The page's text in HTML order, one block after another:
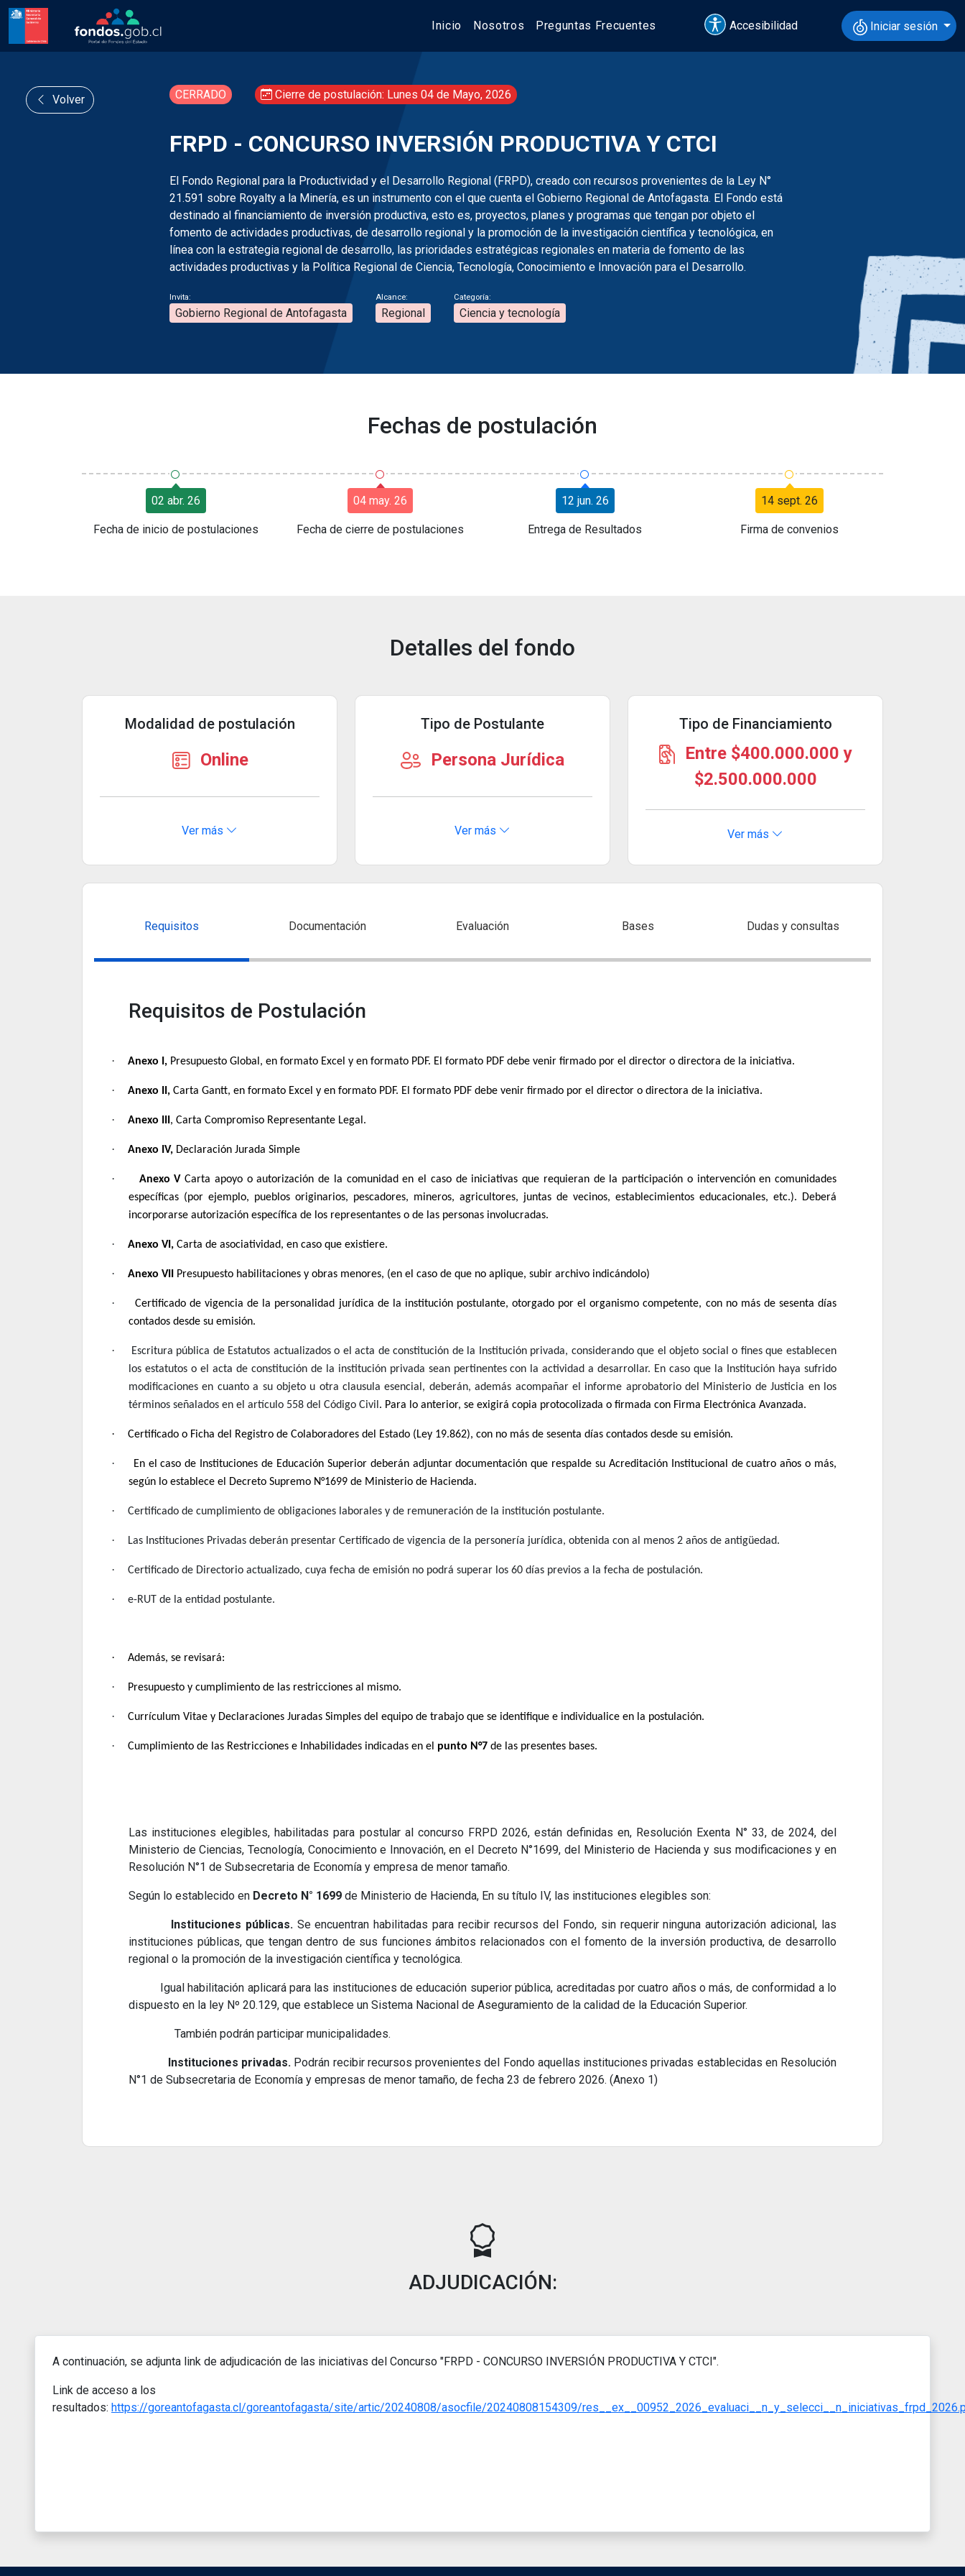
Inicio Nosotros Preguntas Frecuentes Accesibilidad Iniciar sesión
Volver CERRADO Cierre de postulación: Lunes 04 de Mayo, 2026
FRPD - CONCURSO INVERSIÓN PRODUCTIVA Y CTCI
El Fondo Regional para la Productividad y el Desarrollo Regional (FRPD), creado con recursos provenientes de la Ley N°
21.591 sobre Royalty a la Minería, es un instrumento con el que cuenta el Gobierno Regional de Antofagasta. El Fondo está
destinado al financiamiento de inversión productiva, esto es, proyectos, planes y programas que tengan por objeto el
fomento de actividades productivas, de desarrollo regional y la promoción de la investigación científica y tecnológica, en
línea con la estrategia regional de desarrollo, las prioridades estratégicas regionales en materia de fomento de las
actividades productivas y la Política Regional de Ciencia, Tecnología, Conocimiento e Innovación para el Desarrollo.
Invita:
Gobierno Regional de Antofagasta
Alcance:
Regional
Categoría:
Ciencia y tecnología
Fechas de postulación
○ ○ ○ ○
02 abr. 26
Fecha de inicio de postulaciones
04 may. 26
Fecha de cierre de postulaciones
12 jun. 26
Entrega de Resultados
14 sept. 26
Firma de convenios
Detalles del fondo
Modalidad de postulación
Online
Ver más
Tipo de Postulante
Persona Jurídica
Ver más
Tipo de Financiamiento
Entre $400.000.000 y
$2.500.000.000
Ver más
Requisitos Documentación Evaluación Bases Dudas y consultas
Requisitos de Postulación
· Anexo I, Presupuesto Global, en formato Excel y en formato PDF. El formato PDF debe venir firmado por el director o directora de la iniciativa.
· Anexo II, Carta Gantt, en formato Excel y en formato PDF. El formato PDF debe venir firmado por el director o directora de la iniciativa.
· Anexo III , Carta Compromiso Representante Legal.
· Anexo IV, Declaración Jurada Simple
· Anexo VCarta apoyo o autorización de la comunidad en el caso de iniciativas que requieran de la participación o intervención en comunidades
específicas (por ejemplo, pueblos originarios, pescadores, mineros, agricultores, juntas de vecinos, establecimientos educacionales, etc.). Deberá
incorporarse autorización específica de los representantes o de las personas involucradas.
· Anexo VI, Carta de asociatividad, en caso que existiere.
· Anexo VII Presupuesto habilitaciones y obras menores, (en el caso de que no aplique, subir archivo indicándolo)
·
Certificado de vigencia de la personalidad jurídica de la institución postulante, otorgado por el organismo competente, con no más de sesenta días
contados desde su emisión.
·
Escritura pública de Estatutos actualizados o el acta de constitución de la Institución privada, considerando que el objeto social o fines que establecen
los estatutos o el acta de constitución de la institución privada sean pertinentes con la actividad a desarrollar. En caso que la Institución haya sufrido
modificaciones en cuanto a su objeto u otra clausula esencial, deberán, además acompañar el informe aprobatorio del Ministerio de Justicia en los
términos señalados en el artículo 558 del Código Civil . Para lo anterior, se exigirá copia protocolizada o firmada con Firma Electrónica Avanzada.
· Certificado o Ficha del Registro de Colaboradores del Estado (Ley 19.862), con no más de sesenta días contados desde su emisión.
·
En el caso de Instituciones de Educación Superior deberán adjuntar documentación que respalde su Acreditación Institucional de cuatro años o más,
según lo establece el Decreto Supremo N°1699 de Ministerio de Hacienda.
· Certificado de cumplimiento de obligaciones laborales y de remuneración de la institución postulante.
· Las Instituciones Privadas deberán presentar Certificado de vigencia de la personería jurídica, obtenida con al menos 2 años de antigüedad.
· Certificado de Directorio actualizado, cuya fecha de emisión no podrá superar los 60 días previos a la fecha de postulación.
· e-RUT de la entidad postulante.
· Además, se revisará:
· Presupuesto y cumplimiento de las restricciones al mismo.
· Currículum Vitae y Declaraciones Juradas Simples del equipo de trabajo que se identifique e individualice en la postulación.
· Cumplimiento de las Restricciones e Inhabilidades indicadas en el punto N°7 de las presentes bases.
Las instituciones elegibles, habilitadas para postular al concurso FRPD 2026, están definidas en, Resolución Exenta N° 33, de 2024, del
Ministerio de Ciencias, Tecnología, Conocimiento e Innovación, en el Decreto N°1699, del Ministerio de Hacienda y sus modificaciones y en
Resolución N°1 de Subsecretaria de Economía y empresa de menor tamaño.
Según lo establecido en Decreto N° 1699 de Ministerio de Hacienda, En su título IV, las instituciones elegibles son:
Instituciones públicas.Se encuentran habilitadas para recibir recursos del Fondo, sin requerir ninguna autorización adicional, las
instituciones públicas, que tengan dentro de sus funciones ámbitos relacionados con el fomento de la inversión productiva, de desarrollo
regional o la promoción de la investigación científica y tecnológica.
Igual habilitación aplicará para las instituciones de educación superior pública, acreditadas por cuatro años o más, de conformidad a lo
dispuesto en la ley Nº 20.129, que establece un Sistema Nacional de Aseguramiento de la calidad de la Educación Superior.
También podrán participar municipalidades.
Instituciones privadas. Podrán recibir recursos provenientes del Fondo aquellas instituciones privadas establecidas en Resolución
N°1 de Subsecretaria de Economía y empresas de menor tamaño, de fecha 23 de febrero 2026. (Anexo 1)
ADJUDICACIÓN:
A continuación, se adjunta link de adjudicación de las iniciativas del Concurso "FRPD - CONCURSO INVERSIÓN PRODUCTIVA Y CTCI".
Link de acceso a los
resultados: https://goreantofagasta.cl/goreantofagasta/site/artic/20240808/asocfile/20240808154309/